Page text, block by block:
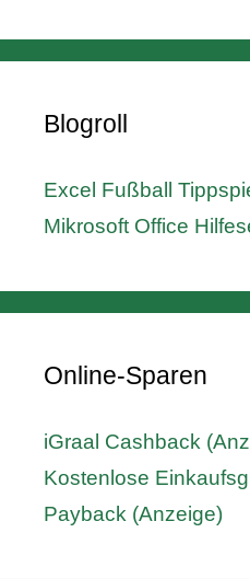
Blogroll
Excel Fußball
Mikrosoft Office
Online-Sparen
iGraal Cashback
Kostenlose
Payback (Anzeige)